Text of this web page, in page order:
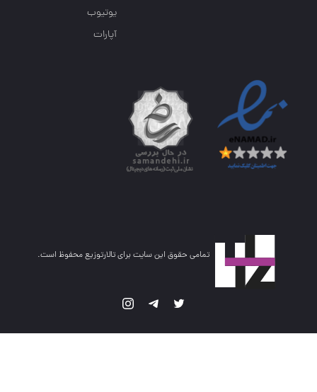
یوتیوب
آپارات
تمامی حقوق این سایت برای تالارتوزیع محفوظ است.